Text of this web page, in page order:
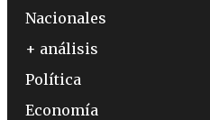
Nacionales
+ análisis
Política
Economía